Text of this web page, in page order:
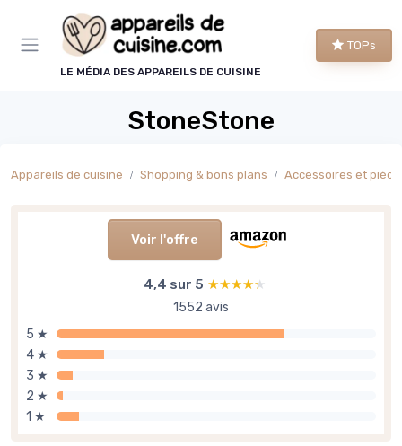
LE MÉDIA DES APPAREILS DE CUISINE
TOPs
StoneStone
Appareils de cuisine Shopping & bons plans Accessoires et
Voir l'offre
4,4 sur 5 ★★★★★
★★★★★
1552 avis
5 ★
4 ★
3 ★
2 ★
1 ★
Panneau de gestion des cookies